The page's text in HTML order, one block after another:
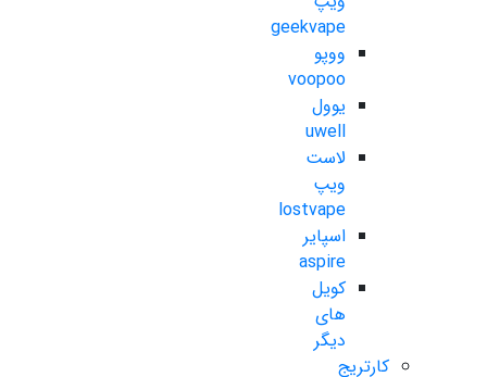
geekvape
ووپو
voopoo
یوول
uwell
لاست
ویپ
lostvape
اسپایر
aspire
کویل
های
دیگر
کارتریج